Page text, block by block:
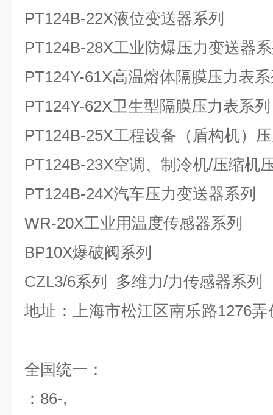
PT124B-22X液位变送器系列
PT124B-28X工业防爆压力变送器
PT124Y-61X高温熔体隔膜压力表
PT124Y-62X卫生型隔膜压力表系列
PT124B-25X工程设备（盾构机）
PT124B-23X空调、制冷机/压缩机
PT124B-24X汽车压力变送器系列
WR-20X工业用温度传感器系列
BP10X爆破阀系列
CZL3/6系列 多维力/力传感器系
地址：上海市松江区南乐路
全国统一：
：86-,